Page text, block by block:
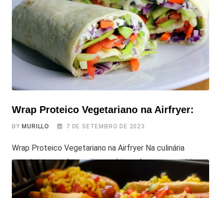
comer sem ter muito trabalho? Acontece com todo
mundo, não é mesmo? É aí que entra o nosso
Wrap Proteico Vegetariano na Airfryer:
BY MURILLO 7 DE SETEMBRO DE 2023
Wrap Proteico Vegetariano na Airfryer Na culinária
vegetariana, cada receita combina sabores que nutri e
encanta. E quando se trata de uma opção rica em
nutrientes, o Wrap Proteico Vegetariano na Airfryer